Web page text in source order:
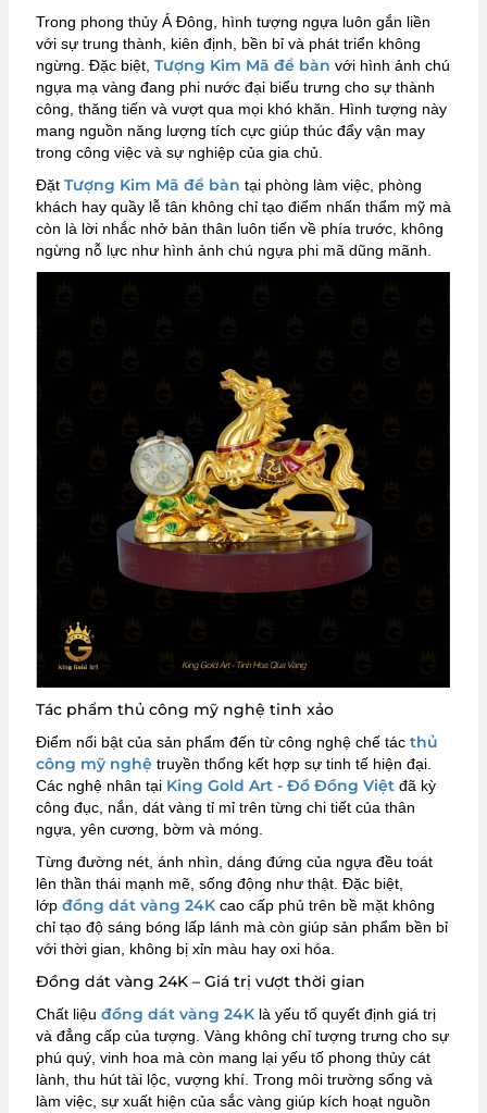
Trong phong thủy Á Đông, hình tượng ngựa luôn gắn liền
với sự trung thành, kiên định, bền bỉ và phát triển không
ngừng. Đặc biệt, Tượng Kim Mã để bàn với hình ảnh chú
ngựa mạ vàng đang phi nước đại biểu trưng cho sự thành
công, thăng tiến và vượt qua mọi khó khăn. Hình tượng này
mang nguồn năng lượng tích cực giúp thúc đẩy vận may
trong công việc và sự nghiệp của gia chủ.
Đặt Tượng Kim Mã để bàn tại phòng làm việc, phòng
khách hay quầy lễ tân không chỉ tạo điểm nhấn thẩm mỹ mà
còn là lời nhắc nhở bản thân luôn tiến về phía trước, không
ngừng nỗ lực như hình ảnh chú ngựa phi mã dũng mãnh.
Tác phẩm thủ công mỹ nghệ tinh xảo
Điểm nổi bật của sản phẩm đến từ công nghệ chế tác thủ
công mỹ nghệ truyền thống kết hợp sự tinh tế hiện đại.
Các nghệ nhân tại King Gold Art - Đồ Đồng Việt đã kỳ
công đục, nắn, dát vàng tỉ mỉ trên từng chi tiết của thân
ngựa, yên cương, bờm và móng.
Từng đường nét, ánh nhìn, dáng đứng của ngựa đều toát
lên thần thái mạnh mẽ, sống động như thật. Đặc biệt,
lớp đồng dát vàng 24K cao cấp phủ trên bề mặt không
chỉ tạo độ sáng bóng lấp lánh mà còn giúp sản phẩm bền bỉ
với thời gian, không bị xỉn màu hay oxi hóa.
Đồng dát vàng 24K – Giá trị vượt thời gian
Chất liệu đồng dát vàng 24K là yếu tố quyết định giá trị
và đẳng cấp của tượng. Vàng không chỉ tượng trưng cho sự
phú quý, vinh hoa mà còn mang lại yếu tố phong thủy cát
lành, thu hút tài lộc, vượng khí. Trong môi trường sống và
làm việc, sự xuất hiện của sắc vàng giúp kích hoạt nguồn